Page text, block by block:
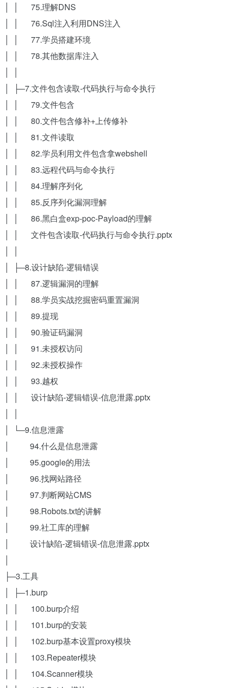
│ │ 75.理解DNS
│ │ 76.Sql注入利用DNS注入
│ │ 77.学员搭建环境
│ │ 78.其他数据库注入
│ ├─7.文件包含读取-代码执行与命令执行
│ │ 79.文件包含
│ │ 80.文件包含修补+上传修补
│ │ 81.文件读取
│ │ 82.学员利用文件包含拿webshell
│ │ 83.远程代码与命令执行
│ │ 84.理解序列化
│ │ 85.反序列化漏洞理解
│ │ 86.黑白盒exp-poc-Payload的理解
│ │ 文件包含读取-代码执行与命令执行.pptx
│ ├─8.设计缺陷-逻辑错误
│ │ 87.逻辑漏洞的理解
│ │ 88.学员实战挖掘密码重置漏洞
│ │ 89.提现
│ │ 90.验证码漏洞
│ │ 91.未授权访问
│ │ 92.未授权操作
│ │ 93.越权
│ │ 设计缺陷-逻辑错误-信息泄露.pptx
│ └─9.信息泄露
│ 94.什么是信息泄露
│ 95.google的用法
│ 96.找网站路径
│ 97.判断网站CMS
│ 98.Robots.txt的讲解
│ 99.社工库的理解
│ 设计缺陷-逻辑错误-信息泄露.pptx
├─3.工具
│ ├─1.burp
│ │ 100.burp介绍
│ │ 101.burp的安装
│ │ 102.burp基本设置proxy模块
│ │ 103.Repeater模块
│ │ 104.Scanner模块